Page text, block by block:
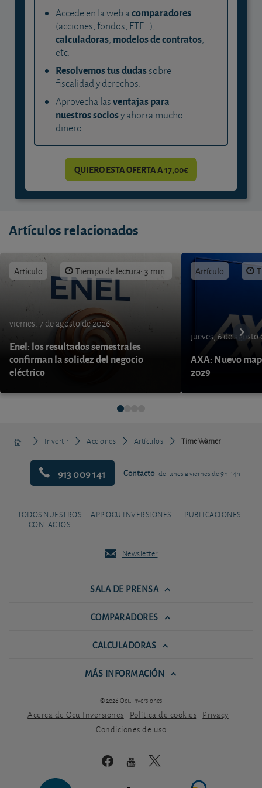
Accede en la web acomparadores
(acciones, fondos, ETF...),
calculadoras, modelos de contratos,
etc.
Resolvemos tus dudassobre
fiscalidad y derechos.
Aprovecha lasventajas para
nuestros sociosy ahorra mucho
dinero.
QUIERO ESTA OFERTA A 17,00€
Artículos relacionados
Artículo Tiempo de lectura: 3 min.
viernes, 7 de agosto de 2026
Enel: los resultados semestrales
confirman la solidez del negocio
eléctrico
Artículo
jueves, 6 de agosto
AXA: Nuevo
2029
Invertir Acciones Artículos Time Warner
913 009 141 Contacto de lunes a viernes de 9h-14h
TODOS NUESTROS
CONTACTOS
APP OCU INVERSIONES PUBLICACIONES
Newsletter
SALA DE PRENSA
COMPARADORES
CALCULADORAS
MÁS INFORMACIÓN
© 2026 Ocu Inversiones
Acerca de Ocu Inversiones Política de cookies Privacy
Condiciones de uso